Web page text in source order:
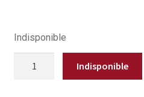
Politique en matière de
Questions / Réponses
Indisponible